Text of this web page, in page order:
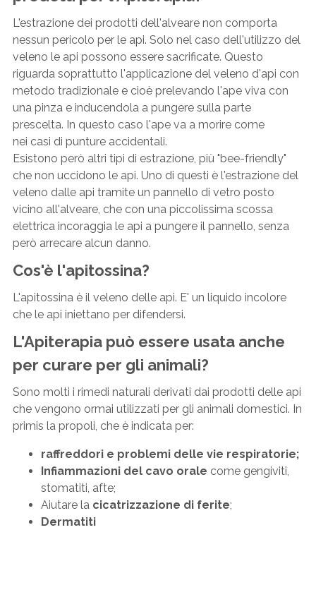
L'estrazione dei prodotti dell'alveare non comporta
nessun pericolo per le api. Solo nel caso dell'utilizzo del
veleno le api possono essere sacrificate. Questo
riguarda soprattutto l'applicazione del veleno d'api con
metodo tradizionale e cioè prelevando l'ape viva con
una pinza e inducendola a pungere sulla parte
prescelta. In questo caso l'ape va a morire come
nei casi di punture accidentali.
Esistono però altri tipi di estrazione, più "bee-friendly"
che non uccidono le api. Uno di questi è l'estrazione del
veleno dalle api tramite un pannello di vetro posto
vicino all'alveare, che con una piccolissima scossa
elettrica incoraggia le api a pungere il pannello, senza
però arrecare alcun danno.
Cos'è l'apitossina?
L'apitossina è il veleno delle api. E' un liquido incolore
che le api iniettano per difendersi.
L'Apiterapia può essere usata anche
per curare per gli animali?
Sono molti i rimedi naturali derivati dai prodotti delle api
che vengono ormai utilizzati per gli animali domestici. In
primis la propoli, che è indicata per:
raffreddori e problemi delle vie respiratorie;
Infiammazioni del cavo orale come gengiviti,
stomatiti, afte;
Aiutare la cicatrizzazione di ferite;
Dermatiti